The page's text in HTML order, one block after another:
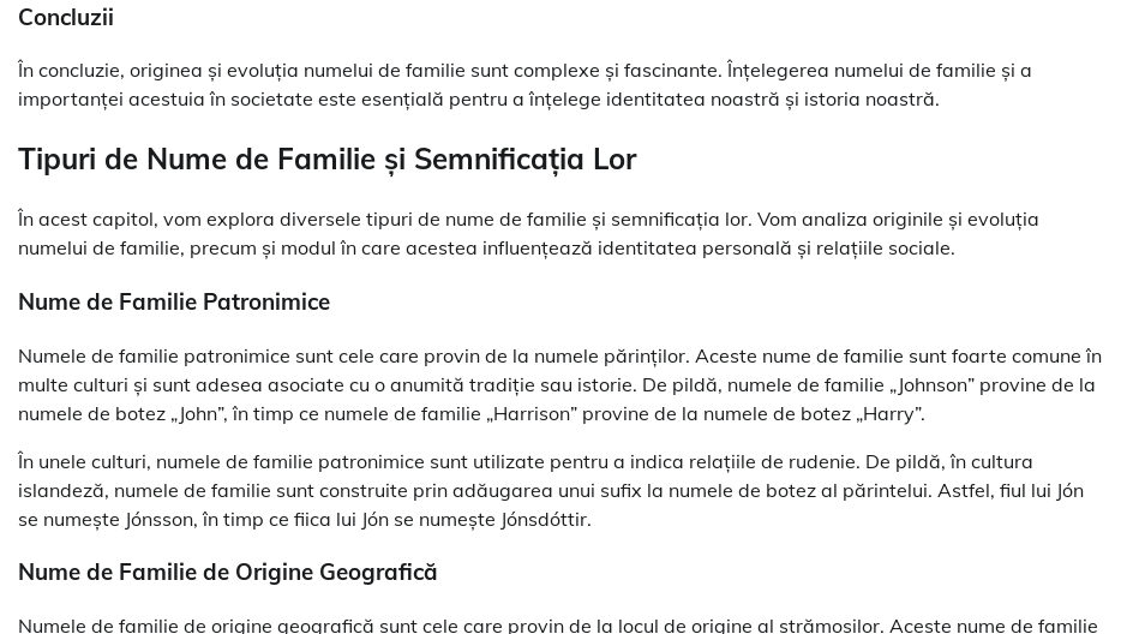
Concluzii
În concluzie, originea și evoluția numelui de familie sunt complexe și fascinante. Înțelegerea numelui de familie și a
importanței acestuia în societate este esențială pentru a înțelege identitatea noastră și istoria noastră.
Tipuri de Nume de Familie și Semnificația Lor
În acest capitol, vom explora diversele tipuri de nume de familie și semnificația lor. Vom analiza originile și evoluția
numelui de familie, precum și modul în care acestea influențează identitatea personală și relațiile sociale.
Nume de Familie Patronimice
Numele de familie patronimice sunt cele care provin de la numele părinților. Aceste nume de familie sunt foarte comune în
multe culturi și sunt adesea asociate cu o anumită tradiție sau istorie. De pildă, numele de familie „Johnson” provine de la
numele de botez „John”, în timp ce numele de familie „Harrison” provine de la numele de botez „Harry”.
În unele culturi, numele de familie patronimice sunt utilizate pentru a indica relațiile de rudenie. De pildă, în cultura
islandeză, numele de familie sunt construite prin adăugarea unui sufix la numele de botez al părintelui. Astfel, fiul lui Jón
se numește Jónsson, în timp ce fiica lui Jón se numește Jónsdóttir.
Nume de Familie de Origine Geografică
Numele de familie de origine geografică sunt cele care provin de la locul de origine al strămoșilor. Aceste nume de familie